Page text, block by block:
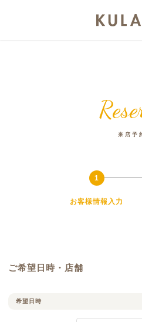
来店予
お客様情報入力
ご希望日時・店舗
希望日時